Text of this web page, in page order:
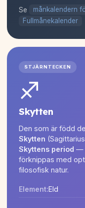
Se månkalendern
Fullmånekalender
STJÄRNTECKEN
♐
Skytten
Den som är född
Skytten
Skyttens period —
förknippas med
filosofisk natur.
Element:Eld